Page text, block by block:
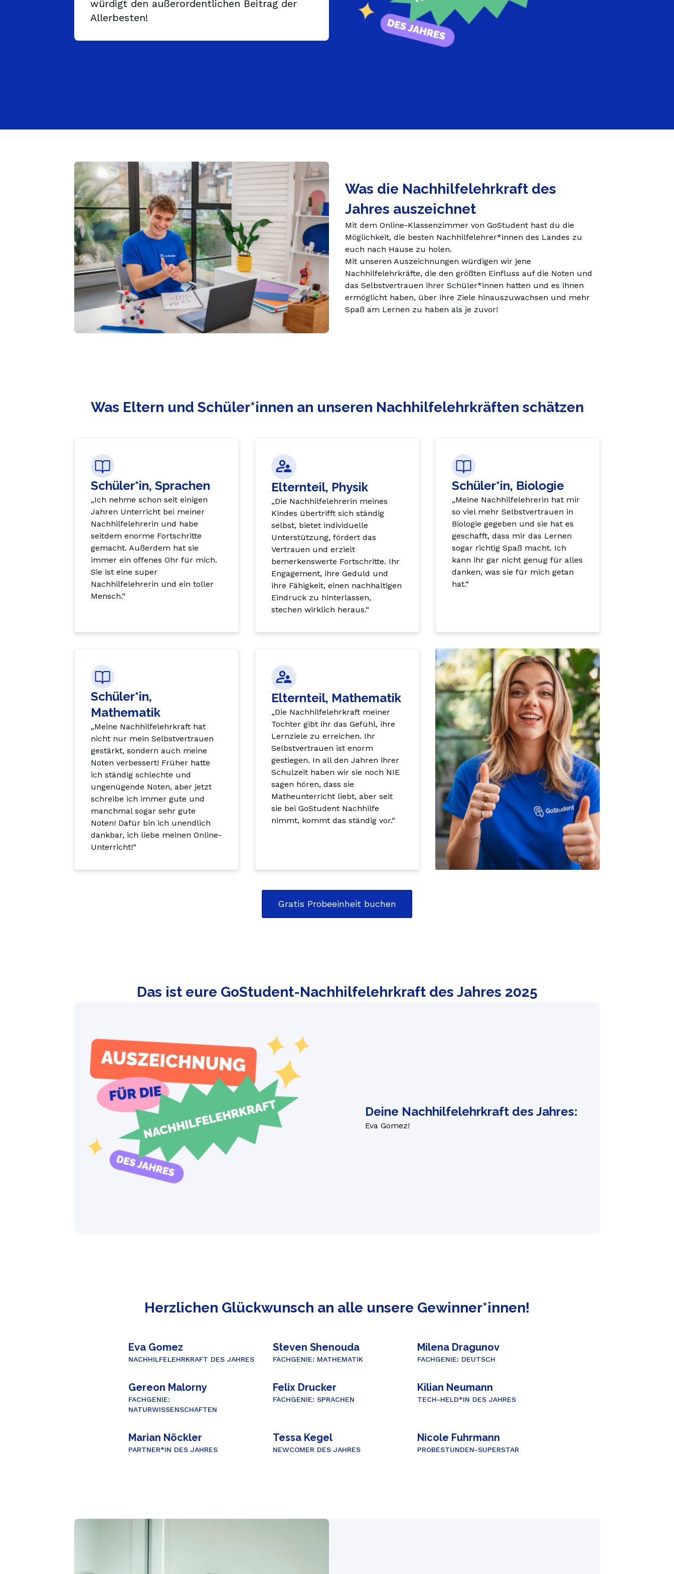
KI-Tutor
GoMigo, der KI-Sprach-Nachhilfelehrer
Ελλάδα (Ελληνικά)
würdigt den außerordentlichen Beitrag der
Allerbesten!
Was die Nachhilfelehrkraft des
Jahres auszeichnet
Mit dem Online-Klassenzimmer von GoStudent hast du die
Möglichkeit, die besten Nachhilfelehrer*innen des Landes zu
euch nach Hause zu holen.
Mit unseren Auszeichnungen würdigen wir jene
Nachhilfelehrkräfte, die den größten Einfluss auf die Noten und
das Selbstvertrauen ihrer Schüler*innen hatten und es ihnen
ermöglicht haben, über ihre Ziele hinauszuwachsen und mehr
Spaß am Lernen zu haben als je zuvor!
Was Eltern und Schüler*innen an unseren Nachhilfelehrkräften schätzen
Schüler*in, Sprachen
„Ich nehme schon seit einigen
Jahren Unterricht bei meiner
Nachhilfelehrerin und habe
seitdem enorme Fortschritte
gemacht. Außerdem hat sie
immer ein offenes Ohr für mich.
Sie ist eine super
Nachhilfelehrerin und ein toller
Mensch.“
Elternteil, Physik
„Die Nachhilfelehrerin meines
Kindes übertrifft sich ständig
selbst, bietet individuelle
Unterstützung, fördert das
Vertrauen und erzielt
bemerkenswerte Fortschritte. Ihr
Engagement, ihre Geduld und
ihre Fähigkeit, einen nachhaltigen
Eindruck zu hinterlassen,
stechen wirklich heraus.“
Schüler*in, Biologie
„Meine Nachhilfelehrerin hat mir
so viel mehr Selbstvertrauen in
Biologie gegeben und sie hat es
geschafft, dass mir das Lernen
sogar richtig Spaß macht. Ich
kann ihr gar nicht genug für alles
danken, was sie für mich getan
hat.“
Schüler*in,
Mathematik
„Meine Nachhilfelehrkraft hat
nicht nur mein Selbstvertrauen
gestärkt, sondern auch meine
Noten verbessert! Früher hatte
ich ständig schlechte und
ungenügende Noten, aber jetzt
schreibe ich immer gute und
manchmal sogar sehr gute
Noten! Dafür bin ich unendlich
dankbar, ich liebe meinen Online-
Unterricht!“
Elternteil, Mathematik
„Die Nachhilfelehrkraft meiner
Tochter gibt ihr das Gefühl, ihre
Lernziele zu erreichen. Ihr
Selbstvertrauen ist enorm
gestiegen. In all den Jahren ihrer
Schulzeit haben wir sie noch NIE
sagen hören, dass sie
Matheunterricht liebt, aber seit
sie bei GoStudent Nachhilfe
nimmt, kommt das ständig vor.“
Gratis Probeeinheit buchen
Das ist eure GoStudent-Nachhilfelehrkraft des Jahres 2025
Deine Nachhilfelehrkraft des Jahres:
Eva Gomez!
Herzlichen Glückwunsch an alle unsere Gewinner*innen!
Eva Gomez
NACHHILFELEHRKRAFT DES JAHRES
Steven Shenouda
FACHGENIE: MATHEMATIK
Milena Dragunov
FACHGENIE: DEUTSCH
Gereon Malorny
FACHGENIE:
NATURWISSENSCHAFTEN
Felix Drucker
FACHGENIE: SPRACHEN
Kilian Neumann
TECH-HELD*IN DES JAHRES
Marian Nöckler
PARTNER*IN DES JAHRES
Tessa Kegel
NEWCOMER DES JAHRES
Nicole Fuhrmann
PROBESTUNDEN-SUPERSTAR